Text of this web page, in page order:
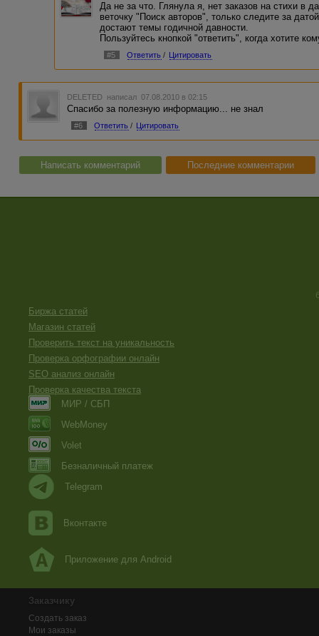
Да не за что. Глянула я, нет заказов на стихи в
веточку "Поиск авторов", только следите за
достают темы годичной давности.
Пользуйтесь кнопкой "ответить", когда хотите
#5 Ответить / Цитировать
DELETED написал 07.08.2010 в 02:15
Спасибо за полезную информацию... не знал
#6 Ответить / Цитировать
Написать комментарий Последние комментарии
Биржа статей
Магазин статей
Проверить текст на уникальность
Проверка орфографии онлайн
SEO анализ онлайн
Проверка качества текста
МИР / СБП
WebMoney
Volet
Безналичный платеж
Telegram
Вконтакте
Приложение для Android
Заказчику
Создать заказ
Мои заказы